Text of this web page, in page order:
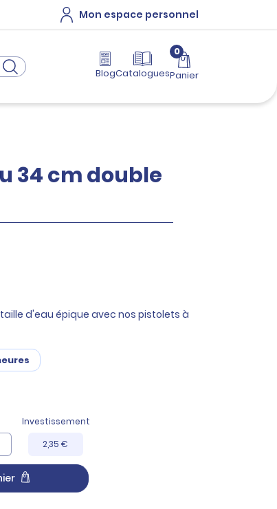
Mon espace personnel
BlogCatalogues
0
Panier
34 cm double
d'eau épique avec nos pistolets à
Investissement
2,35 €